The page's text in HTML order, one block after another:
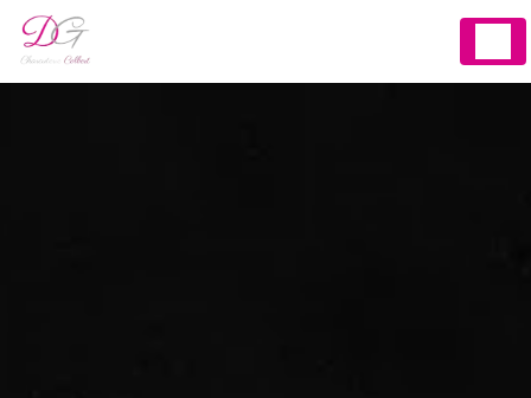
Panneau de gestion des cookies